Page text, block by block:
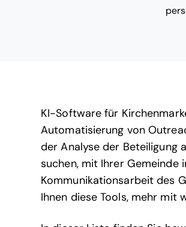
KI-Software für
Automatisierung von
der Analyse der Beteiligung
suchen, mit Ihrer Gemeinde
Kommunikationsarbeit des
Ihnen diese Tools, mehr mit